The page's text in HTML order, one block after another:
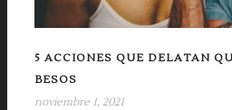
5 ACCIONES QUE DELATAN
BESOS
noviembre 1, 2021